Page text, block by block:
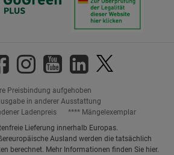
Preisbindung aufgehoben
in anderer Ausstattung
Ladenpreis
**** Mängelexemplar
Lieferung innerhalb Europas.
Ausland werden die tatsächlich
berechnet. Mehr Informationen finden Sie hier.